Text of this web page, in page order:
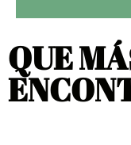
QUE